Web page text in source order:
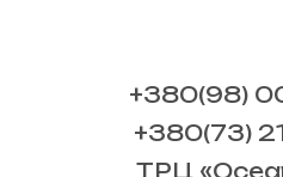
+380(98)
+380(73)
ТРЦ